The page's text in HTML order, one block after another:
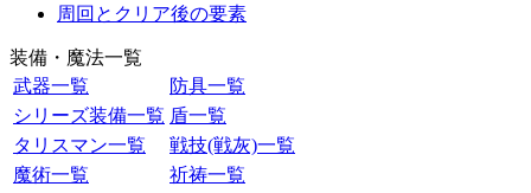
周回とクリア後の要素
装備・魔法一覧
武器一覧
防具一覧
シリーズ装備一覧 盾一覧
タリスマン一覧
戦技(戦灰)一覧
魔術一覧
祈祷一覧